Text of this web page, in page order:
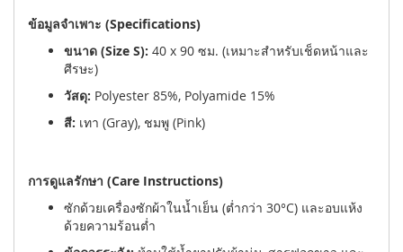
ข้อมูลจำเพาะ (Specifications)
ขนาด (Size S): 40 x 90 ซม. (เหมาะสำหรับเช็ดหน้าและ
ศีรษะ)
วัสดุ: Polyester 85%, Polyamide 15%
สี: เทา (Gray), ชมพู (Pink)
การดูแลรักษา (Care Instructions)
ซักด้วยเครื่องซักผ้าในน้ำเย็น (ต่ำกว่า 30°C) และอบแห้ง
ด้วยความร้อนต่ำ